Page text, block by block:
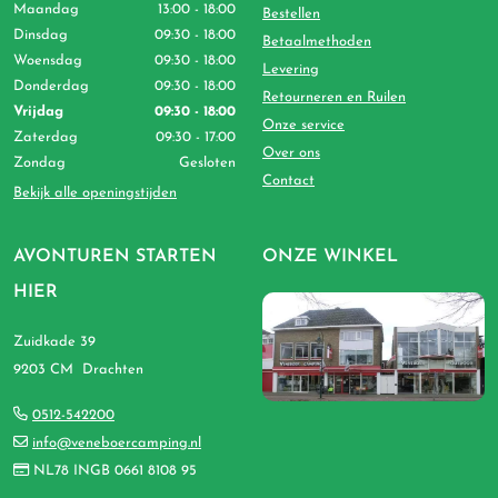
AVONTUREN STARTEN
HIER
Zuidkade 39
9203 CM Drachten
0512-542200
info@veneboercamping.nl
NL78 INGB 0661 8108 95
Maandag
13:00 - 18:00
Dinsdag
09:30 - 18:00
Woensdag
09:30 - 18:00
Donderdag
09:30 - 18:00
Vrijdag
09:30 - 18:00
Zaterdag
09:30 - 17:00
Zondag
Gesloten
Bekijk alle openingstijden
Bestellen
Betaalmethoden
Levering
Retourneren en Ruilen
Onze service
Over ons
Contact
ONZE WINKEL